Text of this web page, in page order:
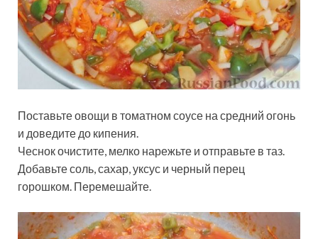
Поставьте овощи в томатном соусе на средний огонь
и доведите до кипения.
Чеснок очистите, мелко нарежьте и отправьте в таз.
Добавьте соль, сахар, уксус и черный перец
горошком. Перемешайте.